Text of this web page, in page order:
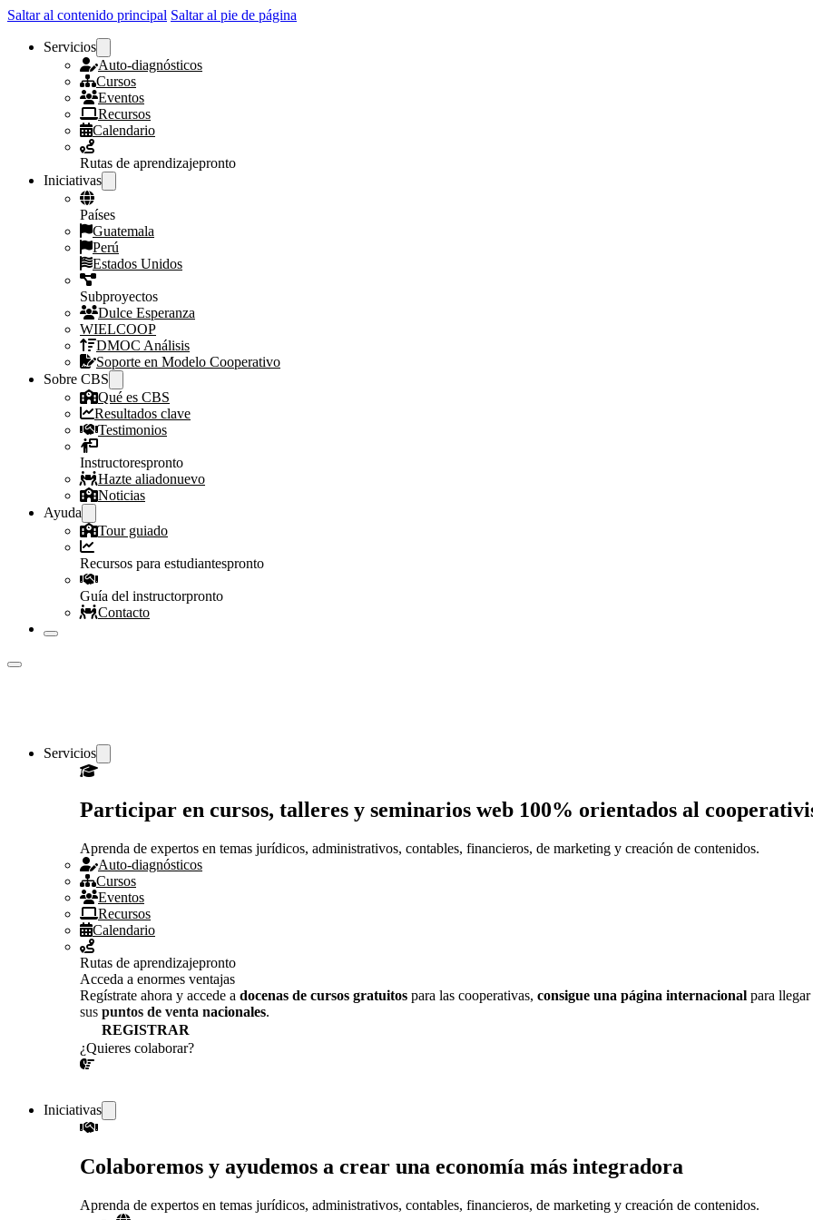
Saltar al contenido principal Saltar al pie de página
Servicios
Auto-diagnósticos
Cursos
Eventos
Recursos
Calendario
Rutas de aprendizajepronto
Iniciativas
Países
Guatemala
Perú
Estados Unidos
Subproyectos
Dulce Esperanza
WIELCOOP
DMOC Análisis
Soporte en Modelo Cooperativo
Sobre CBS
Qué es CBS
Resultados clave
Testimonios
Instructorespronto
Hazte aliadonuevo
Noticias
Ayuda
Tour guiado
Recursos para estudiantespronto
Guía del instructorpronto
Contacto
Servicios
Participar en cursos, talleres y seminarios web 100% orientados al
Aprenda de expertos en temas jurídicos, administrativos, contables, financieros, de marketing y creación de contenidos.
Auto-diagnósticos
Cursos
Eventos
Recursos
Calendario
Rutas de aprendizajepronto
Acceda a enormes ventajas
Regístrate ahora y accede a docenas de cursos gratuitos para las cooperativas, consigue una página internacional para
sus puntos de venta nacionales.
REGISTRAR
¿Quieres colaborar?
Iniciativas
Colaboremos y ayudemos a crear una economía más integradora
Aprenda de expertos en temas jurídicos, administrativos, contables, financieros, de marketing y creación de contenidos.